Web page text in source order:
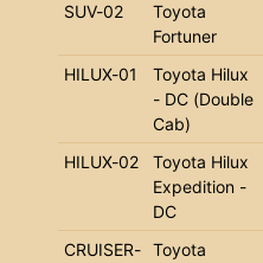
SUV-02
Toyota
Fortuner
HILUX-01
Toyota Hilux
- DC (Double
Cab)
HILUX-02
Toyota Hilux
Expedition -
DC
CRUISER- Toyota